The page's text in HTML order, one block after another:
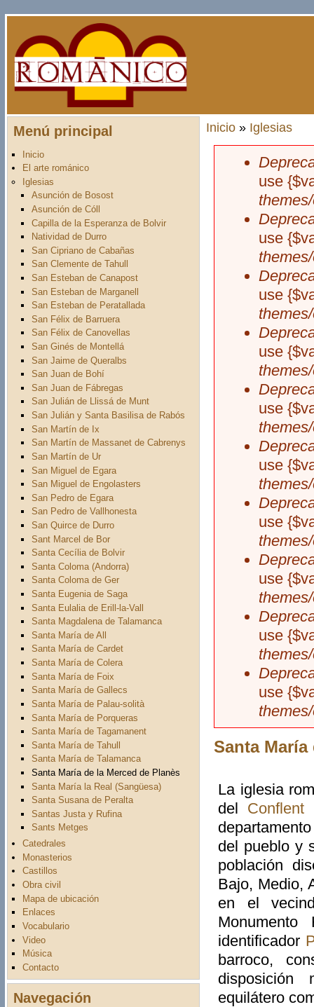
Menú principal
Inicio
El arte románico
Iglesias
Asunción de Bosost
Asunción de Cóll
Capilla de la Esperanza de Bolvir
Natividad de Durro
San Cipriano de Cabañas
San Clemente de Tahull
San Esteban de Canapost
San Esteban de Marganell
San Esteban de Peratallada
San Félix de Barruera
San Félix de Canovellas
San Ginés de Montellá
San Jaime de Queralbs
San Juan de Bohí
San Juan de Fábregas
San Julián de Llissá de Munt
San Julián y Santa Basilisa de Rabós
San Martín de Ix
San Martín de Massanet de Cabrenys
San Martín de Ur
San Miguel de Egara
San Miguel de Engolasters
San Pedro de Egara
San Pedro de Vallhonesta
San Quirce de Durro
Sant Marcel de Bor
Santa Cecília de Bolvir
Santa Coloma (Andorra)
Santa Coloma de Ger
Santa Eugenia de Saga
Santa Eulalia de Erill-la-Vall
Santa Magdalena de Talamanca
Santa María de All
Santa María de Cardet
Santa María de Colera
Santa María de Foix
Santa María de Gallecs
Santa María de Palau-solità
Santa María de Porqueras
Santa María de Tagamanent
Santa María de Tahull
Santa María de Talamanca
Santa María de la Merced de Planès
Santa María la Real (Sangüesa)
Santa Susana de Peralta
Santas Justa y Rufina
Sants Metges
Catedrales
Monasterios
Castillos
Obra civil
Mapa de ubicación
Enlaces
Vocabulario
Video
Música
Contacto
Navegación
Usted está aquí
Inicio» Iglesias
Mensaje
use
use
use
use
use
use
use
use
use
use
Santa María
La iglesia
del Conflent
del pueblo y
población
Bajo, Medio,
en el
identificador
barroco,
equilátero